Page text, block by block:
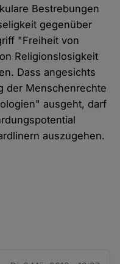
Bestrebungen
gegenüber
"Freiheit von
Religionslosigkeit
Dass angesichts
der Menschenrechte
ausgeht, darf
auszugehen.